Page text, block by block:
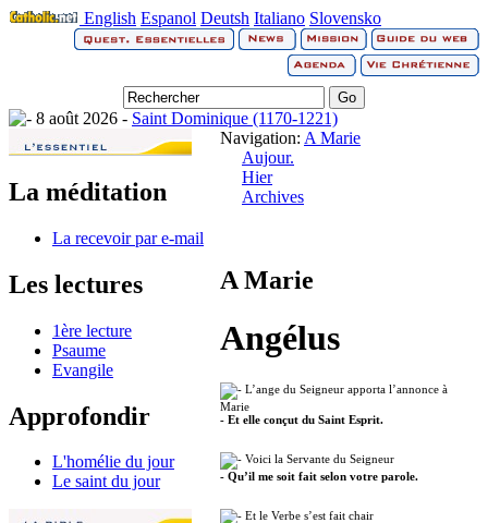
English Espanol Deutsh Italiano Slovensko
8 août 2026 - Saint Dominique (1170-1221)
La méditation
La recevoir par e-mail
Les lectures
1ère lecture
Psaume
Evangile
Approfondir
L'homélie du jour
Le saint du jour
Navigation: A Marie
Aujour.
Hier
Archives
A Marie
Angélus
L’ange du Seigneur apporta l’annonce à
Marie
- Et elle conçut du Saint Esprit.
Voici la Servante du Seigneur
- Qu’il me soit fait selon votre parole.
Et le Verbe s’est fait chair